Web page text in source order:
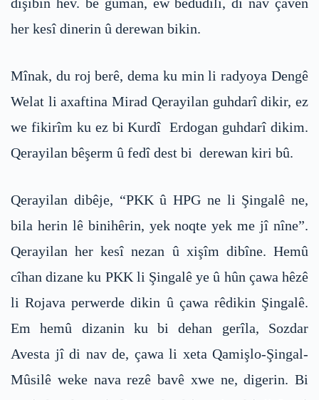
dişibin hev. bê guman, ew bêdudilî, di nav çavên
her kesî dinerin û derewan bikin.
Mînak, du roj berê, dema ku min li radyoya Dengê
Welat li axaftina Mirad Qerayilan guhdarî dikir, ez
we fikirîm ku ez bi Kurdî Erdogan guhdarî dikim.
Qerayilan bêşerm û fedî dest bi derewan kiri bû.
Qerayilan dibêje, “PKK û HPG ne li Şingalê ne,
bila herin lê binihêrin, yek noqte yek me jî nîne”.
Qerayilan her kesî nezan û xişîm dibîne. Hemû
cîhan dizane ku PKK li Şingalê ye û hûn çawa hêzê
li Rojava perwerde dikin û çawa rêdikin Şingalê.
Em hemû dizanin ku bi dehan gerîla, Sozdar
Avesta jî di nav de, çawa li xeta Qamişlo-Şingal-
Mûsilê weke nava rezê bavê xwe ne, digerin. Bi